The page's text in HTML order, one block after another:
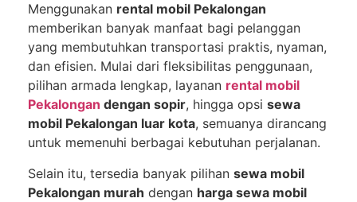
Menggunakan rental mobil Pekalongan
memberikan banyak manfaat bagi pelanggan
yang membutuhkan transportasi praktis, nyaman,
dan efisien. Mulai dari fleksibilitas penggunaan,
pilihan armada lengkap, layanan rental mobil
Pekalongan dengan sopir, hingga opsi sewa
mobil Pekalongan luar kota, semuanya dirancang
untuk memenuhi berbagai kebutuhan perjalanan.
Selain itu, tersedia banyak pilihan sewa mobil
Pekalongan murah dengan harga sewa mobil